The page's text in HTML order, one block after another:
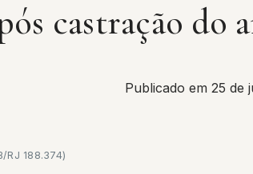
castração
Publicado em 25 de
RJ 188.374)